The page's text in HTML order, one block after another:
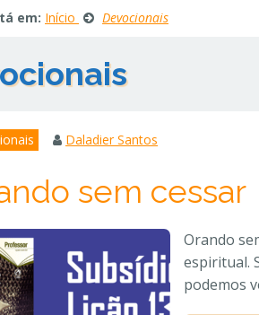
em: Início Devocionais
Daladier Santos
sem cessar
Orando
espiritual.
podemos